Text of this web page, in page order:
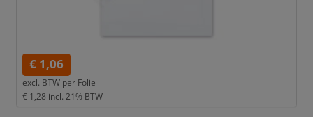
€ 1,06
excl. BTW per Folie
€ 1,28 incl. 21% BTW